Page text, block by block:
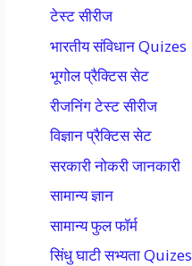
टेस्ट सीरीज
भारतीय संविधान Quizes
भूगोल प्रैक्टिस सेट
रीजनिंग टेस्ट सीरीज
विज्ञान प्रैक्टिस सेट
सरकारी नोकरी जानकारी
सामान्य ज्ञान
सामान्य फुल फॉर्म
सिंधु घाटी सभ्यता Quizes